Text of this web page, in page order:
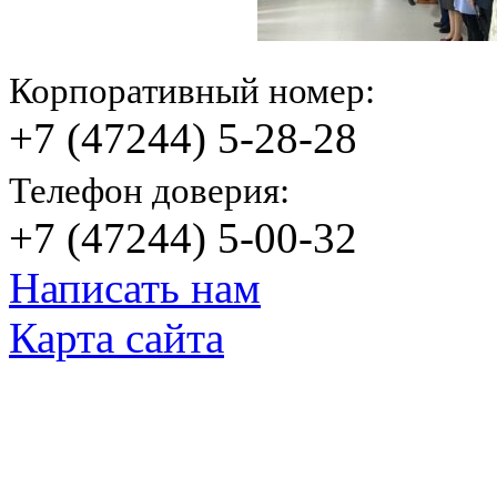
Корпоративный номер:
+7 (47244) 5-28-28
Телефон доверия:
+7 (47244) 5-00-32
Написать нам
Карта сайта